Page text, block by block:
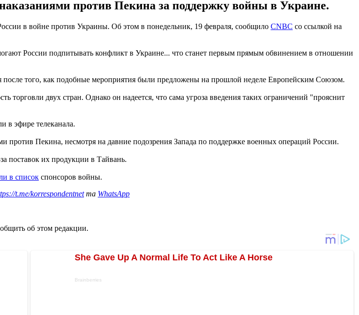
против Пекина за поддержку войны в Украине.
в войне против Украины. Об этом в понедельник, 19 февраля, сообщило CNBC со ссылкой на
России подпитывать конфликт в Украине... что станет первым прямым обвинением в отношении
того, как подобные мероприятия были предложены на прошлой неделе Европейским Союзом.
двух стран. Однако он надеется, что сама угроза введения таких ограничений "прояснит
в эфире телеканала.
против Пекина, несмотря на давние подозрения Запада по поддержке военных операций России.
поставок их продукции в Тайвань.
в список спонсоров войны.
t.me/korrespondentnetта WhatsApp
об этом редакции.